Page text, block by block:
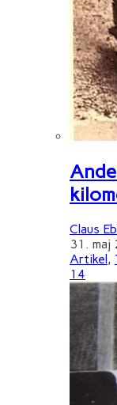
Claus
31. maj
Artikel ,
14